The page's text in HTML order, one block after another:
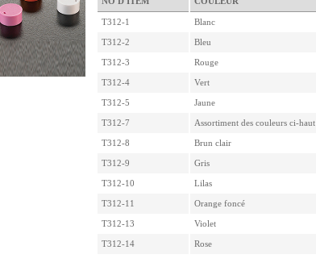
T312-1 Blanc
T312-2 Bleu
T312-3 Rouge
T312-4 Vert
T312-5 Jaune
T312-7 Assortiment des couleurs ci-haut
T312-8 Brun clair
T312-9 Gris
T312-10 Lilas
T312-11 Orange foncé
T312-13 Violet
T312-14 Rose